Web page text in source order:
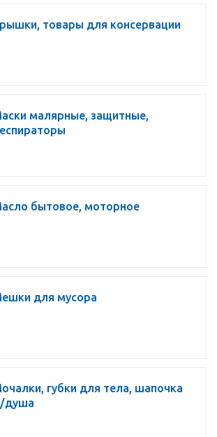
товары для консервации
малярные, защитные,
бытовое, моторное
для мусора
губки для тела, шапочка
душа